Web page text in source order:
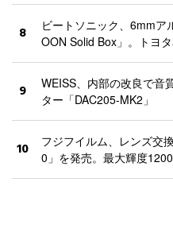
8
ビートソニック、6mmア
OON Solid Box」。トヨ
9
WEISS、内部の改良で音
ター「DAC205-MK2」
10
フジフイルム、レンズ交
0」を発売。最大輝度